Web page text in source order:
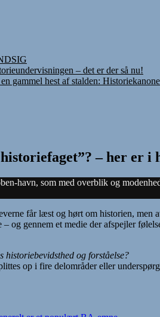
– det er der så nu!
gammel hest af stalden:
– her er i
havn, som med overblik og
får læst og hørt om historien, men
og gennem et medie der afspejler
historiebevidsthed og forståelse?
op i fire delområder eller